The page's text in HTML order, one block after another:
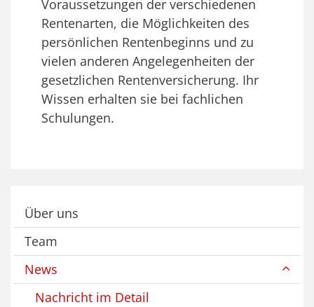
Voraussetzungen der verschiedenen
Rentenarten, die Möglichkeiten des
persönlichen Rentenbeginns und zu
vielen anderen Angelegenheiten der
gesetzlichen Rentenversicherung. Ihr
Wissen erhalten sie bei fachlichen
Schulungen.
Über uns
Team
News
Nachricht im Detail